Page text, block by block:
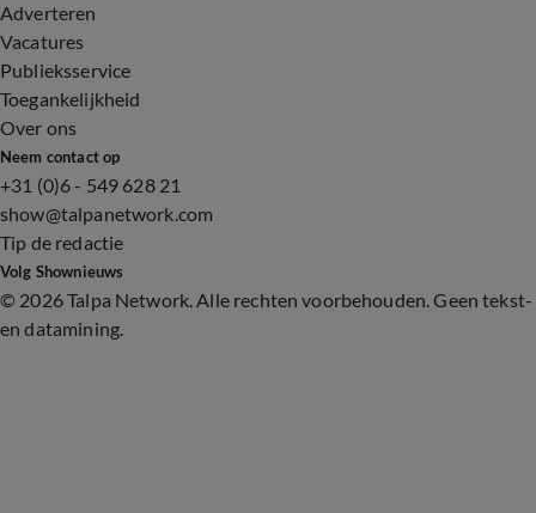
Adverteren
Vacatures
Publieksservice
Toegankelijkheid
Over ons
Neem contact op
+31 (0)6 - 549 628 21
show@talpanetwork.com
Tip de redactie
Volg Shownieuws
© 2026 Talpa Network. Alle rechten voorbehouden. Geen tekst-
en datamining.